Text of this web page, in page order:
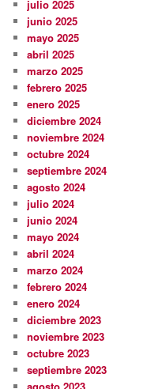
julio 2025
junio 2025
mayo 2025
abril 2025
marzo 2025
febrero 2025
enero 2025
diciembre 2024
noviembre 2024
octubre 2024
septiembre 2024
agosto 2024
julio 2024
junio 2024
mayo 2024
abril 2024
marzo 2024
febrero 2024
enero 2024
diciembre 2023
noviembre 2023
octubre 2023
septiembre 2023